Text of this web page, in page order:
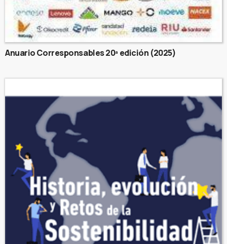
Anuario Corresponsables 20ª edición (2025)